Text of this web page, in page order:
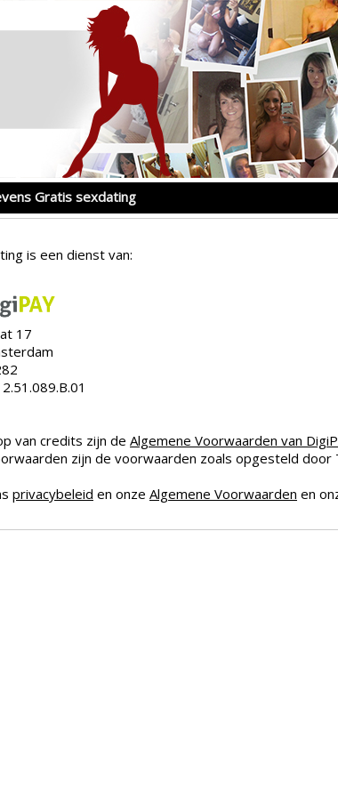
Gratis sexdating
is een dienst van:
17
van credits zijn de Algemene Voorwaarden van
zijn de voorwaarden zoals opgesteld door
privacybeleid en onze Algemene Voorwaarden en